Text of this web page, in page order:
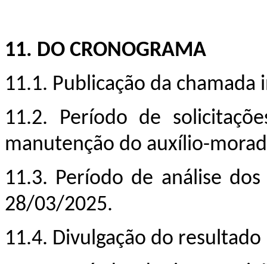
11. DO CRONOGRAMA
11.1. Publicação da
11.2. Período de
manutenção do auxílio-
11.3. Período de análise
28/03/2025.
11.4. Divulgação do